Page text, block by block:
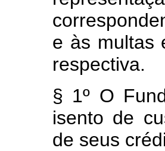
e às multas
respectiva.
§ 1º O
isento de
de seus